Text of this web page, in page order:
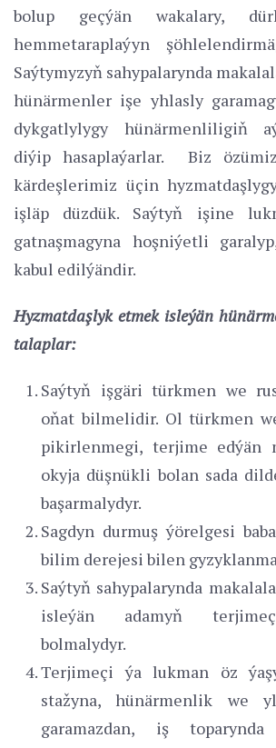
bolup geçýän wakalary,
hemmetaraplaýyn
Saýtymyzyň sahypalarynda
hünärmenler işe yhlasly
dykgatlylygy hünärmenliligiň
diýip hasaplaýarlar. Biz
kärdeşlerimiz üçin
işläp düzdük. Saýtyň işine
gatnaşmagyna hoşniýetli
kabul edilýändir.
Hyzmatdaşlyk etmek isleýän
talaplar:
Saýtyň işgäri türkmen we
oňat bilmelidir. Ol türkmen
pikirlenmegi, terjime edýän
okyja düşnükli bolan sada
başarmalydyr.
Sagdyn durmuş ýörelgesi
bilim derejesi bilen
Saýtyň sahypalarynda
isleýän adamyň
bolmalydyr.
Terjimeçi ýa lukman öz
stažyna, hünärmenlik we
garamazdan, iş